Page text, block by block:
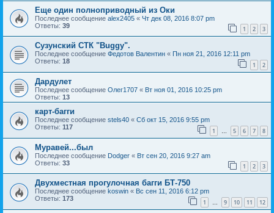
Еще один полноприводный из Оки
Последнее сообщение alex2405 « Чт дек 08, 2016 8:07 pm
Ответы: 39 1 2 3
Сузунский СТК "Buggy".
Последнее сообщение Федотов Валентин « Пн ноя 21, 2016 12:11 pm
Ответы: 18 1 2
Дардулет
Последнее сообщение Олег1707 « Вт ноя 01, 2016 10:25 pm
Ответы: 13
карт-багги
Последнее сообщение stels40 « Сб окт 15, 2016 9:55 pm
Ответы: 117 1 … 5 6 7 8
Муравей...был
Последнее сообщение Dodger « Вт сен 20, 2016 9:27 am
Ответы: 33 1 2 3
Двухместная прогулочная багги БТ-750
Последнее сообщение koswin « Вс сен 11, 2016 6:12 pm
Ответы: 173 1 … 9 10 11 12